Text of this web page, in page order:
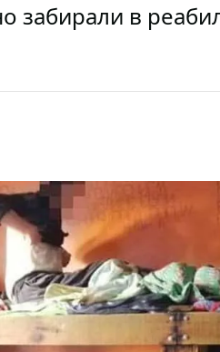
забирали в